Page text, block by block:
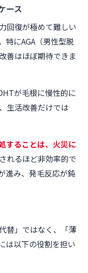
ース
回復が極めて難しい
特にAGA（男性型脱
善はほぼ期待できま
が毛根に慢性的に
生活改善だけでは
することは、火災に
れるほど非効率的で
進み、発毛反応が鈍
替」ではなく、「薄
は以下の役割を担い